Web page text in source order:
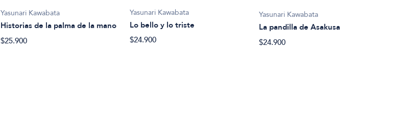
Yasunari Kawabata
Historias de la palma de la mano
$25.900
Yasunari Kawabata
Lo bello y lo triste
$24.900
Yasunari Kawabata
La pandilla de Asakusa
$24.900